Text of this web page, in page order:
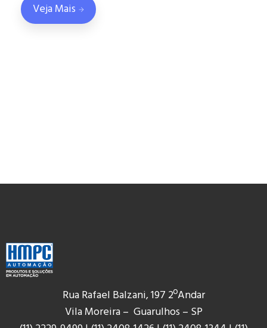
Veja Mais
Rua Rafael Balzani, 197 2ºAndar
Vila Moreira – Guarulhos – SP